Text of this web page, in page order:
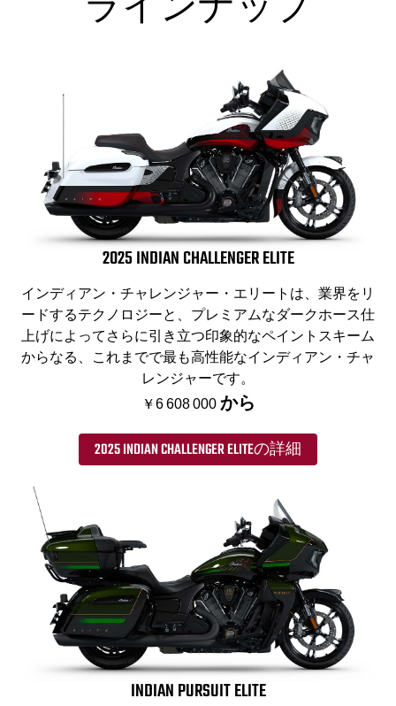
2025 INDIAN CHALLENGER ELITE
インディアン・チャレンジャー・エリートは、業界をリ
ードするテクノロジーと、プレミアムなダークホース仕
上げによってさらに引き立つ印象的なペイントスキーム
からなる、これまでで最も高性能なインディアン・チャ
レンジャーです。
￥6 608 000 から
2025 INDIAN CHALLENGER ELITEの詳細
INDIAN PURSUIT ELITE